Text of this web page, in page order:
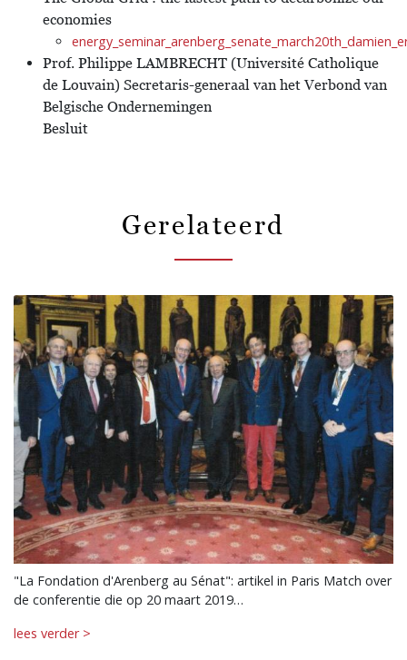
economies
Prof. Philippe LAMBRECHT (Université Catholique
de Louvain) Secretaris-generaal van het Verbond van
Belgische Ondernemingen
Besluit
Gerelateerd
"La Fondation d'Arenberg au Sénat": artikel in Paris Match over
de conferentie die op 20 maart 2019…
lees verder >